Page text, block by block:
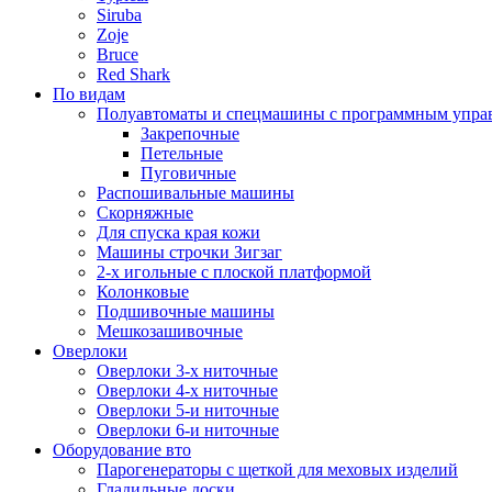
Siruba
Zoje
Bruce
Red Shark
По видам
Полуавтоматы и спецмашины с программным
Закрепочные
Петельные
Пуговичные
Распошивальные машины
Скорняжные
Для спуска края кожи
Машины строчки Зигзаг
2-х игольные с плоской платформой
Колонковые
Подшивочные машины
Мешкозашивочные
Оверлоки
Оверлоки 3-х ниточные
Оверлоки 4-х ниточные
Оверлоки 5-и ниточные
Оверлоки 6-и ниточные
Оборудование вто
Парогенераторы с щеткой для меховых изделий